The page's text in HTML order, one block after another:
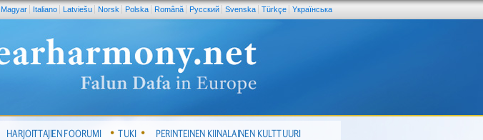
Magyar Italiano Latviešu Norsk Polska Română Pусский Svenska Türkçe Yкраїнська
HARJOITTAJIEN FOORUMI TUKI PERINTEINEN KIINALAINEN KULTTUURI